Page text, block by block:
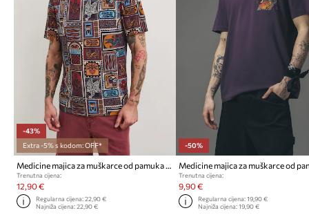
-43%
Extra -5% s kodom: OFF*
Medicine majica za muškarce od pamuka s elastanom
Trenutna cijena:
12,90 €
Regularna cijena:22,90 €
Najniža cijena:22,90 €
-50%
Medicine majica za muškarce od
Trenutna cijena:
9,90 €
Regularna cijena: 19,90 €
Najniža cijena: 19,90 €